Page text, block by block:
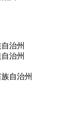
治州
治州
自治州